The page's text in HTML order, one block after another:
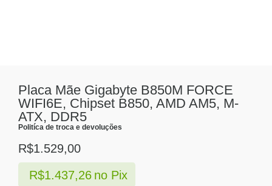
Placa Mãe Gigabyte B850M FORCE
WIFI6E, Chipset B850, AMD AM5, M-
ATX, DDR5
Politíca de troca e devoluções
R$1.529,00
R$1.437,26 no Pix